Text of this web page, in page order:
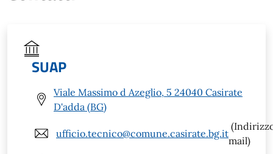
SUAP
Viale Massimo d Azeglio, 5 24040 Casirate
D'adda (BG)
ufficio.tecnico@comune.casirate.bg.it
mail)